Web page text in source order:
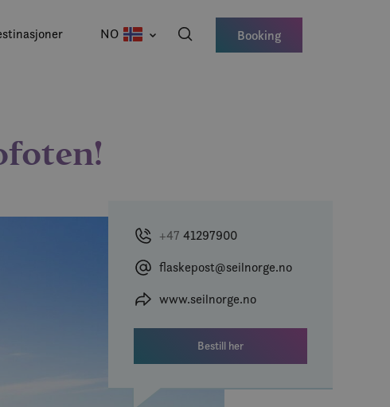
NO Booking
+47 41297900
flaskepost@seilnorge.no
www.seilnorge.no
Bestill her